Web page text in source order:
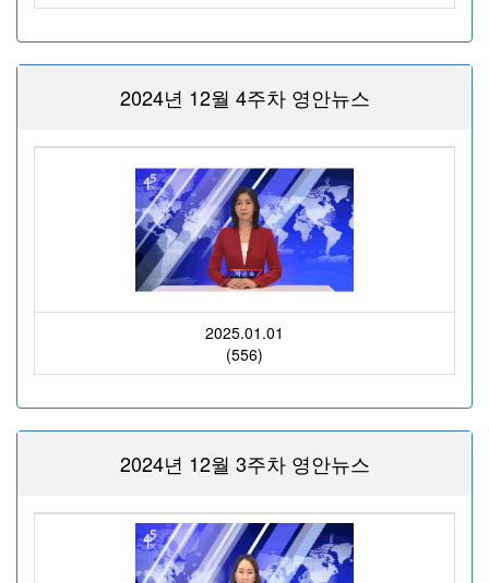
2024년 12월 4주차 영안뉴스
2025.01.01
(556)
2024년 12월 3주차 영안뉴스